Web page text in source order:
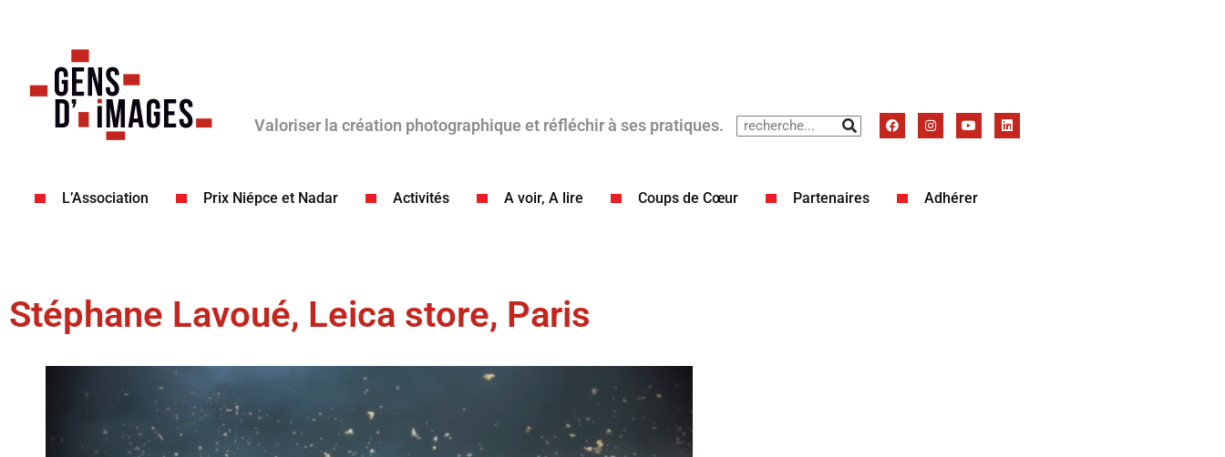
Valoriser la création photographique et réfléchir à ses pratiques.
L’Association Prix Niépce et Nadar Activités A voir, A lire Coups de Cœur​ Partenaires Adhérer
Stéphane Lavoué, Leica store, Paris